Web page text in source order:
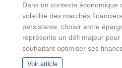
Dans un contexte économique
volatilité des marchés
persistante, choisir entre
représente un défi majeur
souhaitant optimiser ses
Voir article